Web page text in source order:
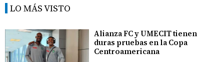
LO MÁS VISTO
Alianza FC y UMECIT tienen
duras pruebas en la Copa
Centroamericana